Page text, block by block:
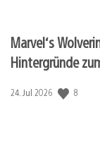
Marvel‘s
Hintergründe
Veröffentlichungsdatum:
24. Jul 2026 8